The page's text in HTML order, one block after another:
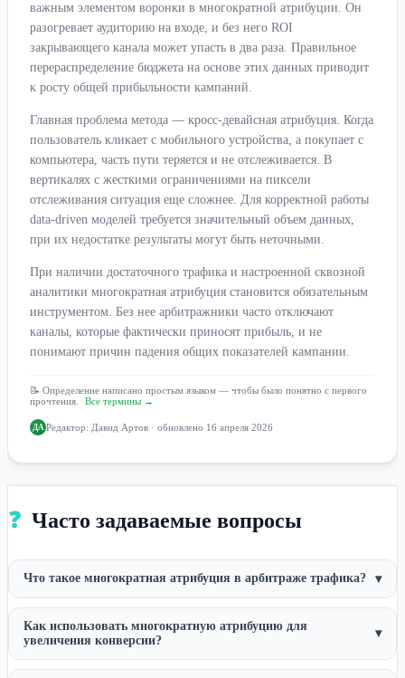
важным элементом воронки в многократной атрибуции. Он
разогревает аудиторию на входе, и без него ROI
закрывающего канала может упасть в два раза. Правильное
перераспределение бюджета на основе этих данных приводит
к росту общей прибыльности кампаний.
Главная проблема метода — кросс-девайсная атрибуция. Когда
пользователь кликает с мобильного устройства, а покупает с
компьютера, часть пути теряется и не отслеживается. В
вертикалях с жесткими ограничениями на пиксели
отслеживания ситуация еще сложнее. Для корректной работы
data-driven моделей требуется значительный объем данных,
при их недостатке результаты могут быть неточными.
При наличии достаточного трафика и настроенной сквозной
аналитики многократная атрибуция становится обязательным
инструментом. Без нее арбитражники часто отключают
каналы, которые фактически приносят прибыль, и не
понимают причин падения общих показателей кампании.
📝 Определение написано простым языком — чтобы было понятно с первого
прочтения.
Все термины →
ДА Редактор: Давид Артов · обновлено 16 апреля 2026
❓ Часто задаваемые вопросы
Что такое многократная атрибуция в арбитраже трафика? ▾
Как использовать многократную атрибуцию для
увеличения конверсии?
▾